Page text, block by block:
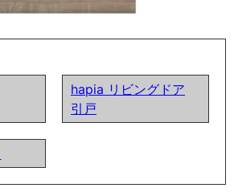
hapia リビングドア
引戸